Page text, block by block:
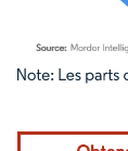
Image © Mordor